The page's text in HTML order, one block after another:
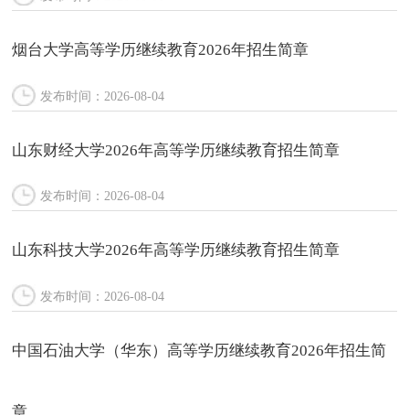
烟台大学高等学历继续教育2026年招生简章
发布时间：2026-08-04
山东财经大学2026年高等学历继续教育招生简章
发布时间：2026-08-04
山东科技大学2026年高等学历继续教育招生简章
发布时间：2026-08-04
中国石油大学（华东）高等学历继续教育2026年招生简